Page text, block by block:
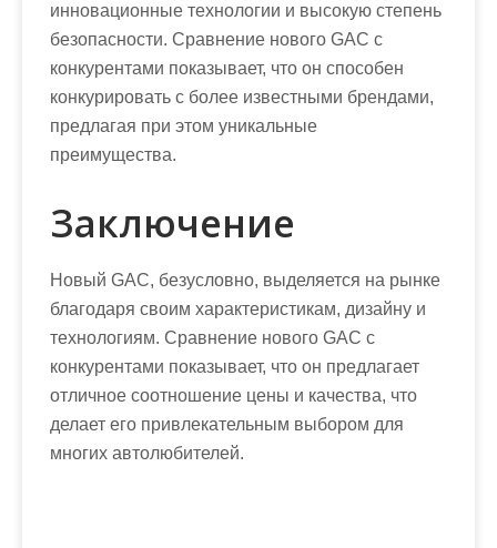
инновационные технологии и высокую степень
безопасности. Сравнение нового GAC с
конкурентами показывает, что он способен
конкурировать с более известными брендами,
предлагая при этом уникальные
преимущества.
Заключение
Новый GAC, безусловно, выделяется на рынке
благодаря своим характеристикам, дизайну и
технологиям. Сравнение нового GAC с
конкурентами показывает, что он предлагает
отличное соотношение цены и качества, что
делает его привлекательным выбором для
многих автолюбителей.